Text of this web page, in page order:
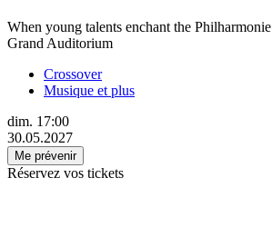
When young talents enchant the Philharmonie
Grand Auditorium
Crossover
Musique et plus
dim. 17:00
30.05.2027
Me prévenir
Réservez vos tickets